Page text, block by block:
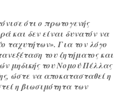
ότι ο πρωτογενής
και δεν είναι δυνατόν να
ταχυτήτων». Για τον λόγο
του ζητήματος και
μηδικής του Νομού Πέλλας
ώστε να αποκατασταθεί η
η βιωσιμότητα των